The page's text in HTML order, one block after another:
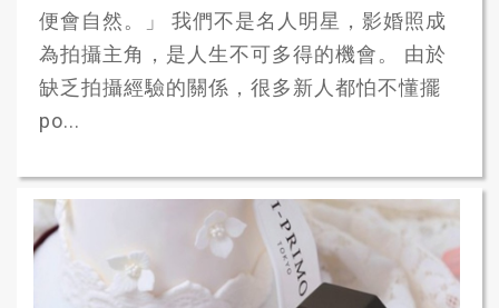
便會自然。」 我們不是名人明星，影婚照成
為拍攝主角，是人生不可多得的機會。 由於
缺乏拍攝經驗的關係，很多新人都怕不懂擺
po...